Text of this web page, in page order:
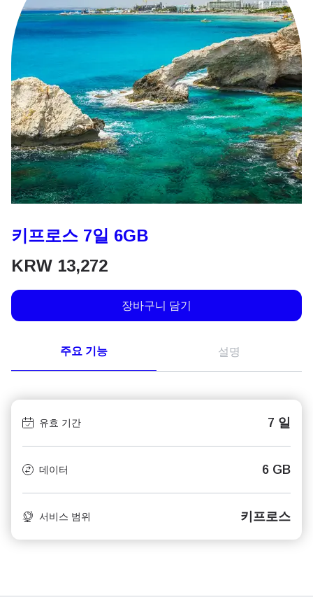
키프로스 7일 6GB
KRW 13,272
장바구니 담기
주요 기능 설명
유효 기간 7 일
데이터 6 GB
서비스 범위 키프로스